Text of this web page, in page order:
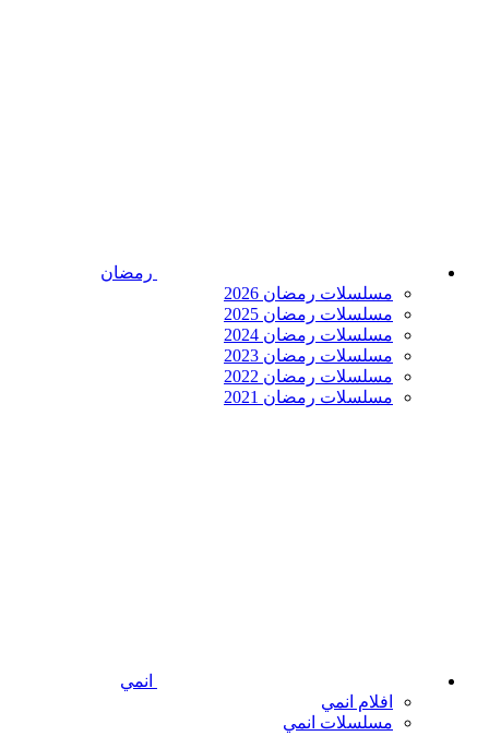
رمضان
مسلسلات رمضان 2026
مسلسلات رمضان 2025
مسلسلات رمضان 2024
مسلسلات رمضان 2023
مسلسلات رمضان 2022
مسلسلات رمضان 2021
انمي
افلام انمي
مسلسلات انمي